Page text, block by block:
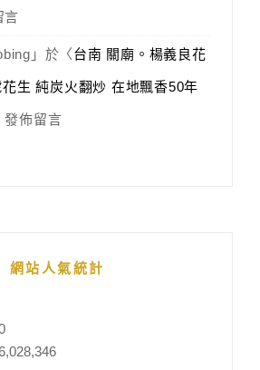
言
」於〈台南 關廟。楊義良花
生 純炭火翻炒 在地飄香50年
發佈留言
網站人氣統計